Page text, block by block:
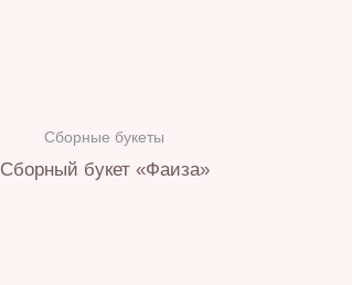
Сборные букеты
Сборный букет «Фаиза»